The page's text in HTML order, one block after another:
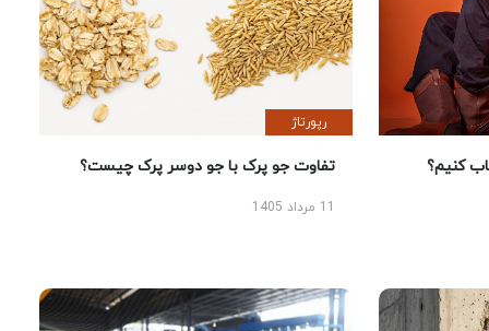
کنیم؟
رپورتاژ
تفاوت جو پرک با جو دوسر پرک چیست؟